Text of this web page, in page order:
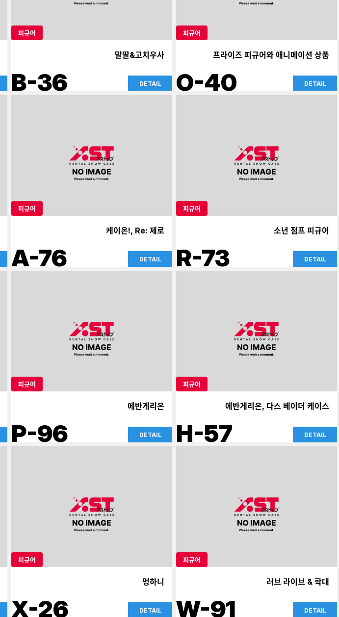
피규어
말딸&고치우사
B-36 DETAIL
피규어
프라이즈 피규어와 애니메이션 상품
O-40 DETAIL
피규어
케이온!, Re: 제로
A-76 DETAIL
피규어
소년 점프 피규어
R-73 DETAIL
피규어
에반게리온
P-96 DETAIL
피규어
에반게리온, 다스 베이더 케이스
H-57 DETAIL
피규어
멍하니
X-26 DETAIL
피규어
러브 라이브 & 학대
W-91 DETAIL